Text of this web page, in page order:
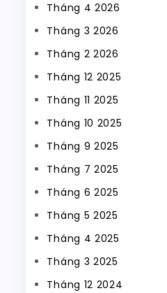
Tháng 4 2026
Tháng 3 2026
Tháng 2 2026
Tháng 12 2025
Tháng 11 2025
Tháng 10 2025
Tháng 9 2025
Tháng 7 2025
Tháng 6 2025
Tháng 5 2025
Tháng 4 2025
Tháng 3 2025
Tháng 12 2024